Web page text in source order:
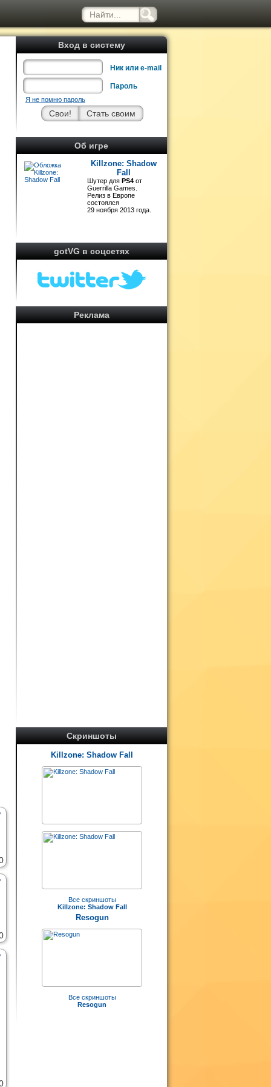
Вход в систему
Ник или e-mail
Пароль
Я не помню пароль
Об игре
Killzone: Shadow
Fall
Шутер для PS4 от
Guerrilla Games.
Релиз в Европе
состоялся
29 ноября 2013 года.
gotVG в соцсетях
Реклама
Скриншоты
Killzone: Shadow Fall
Все скриншоты
Killzone: Shadow Fall
Resogun
Все скриншоты
Resogun